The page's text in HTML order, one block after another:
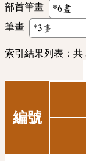
部首筆畫
筆畫
索引結果列表：共
編號